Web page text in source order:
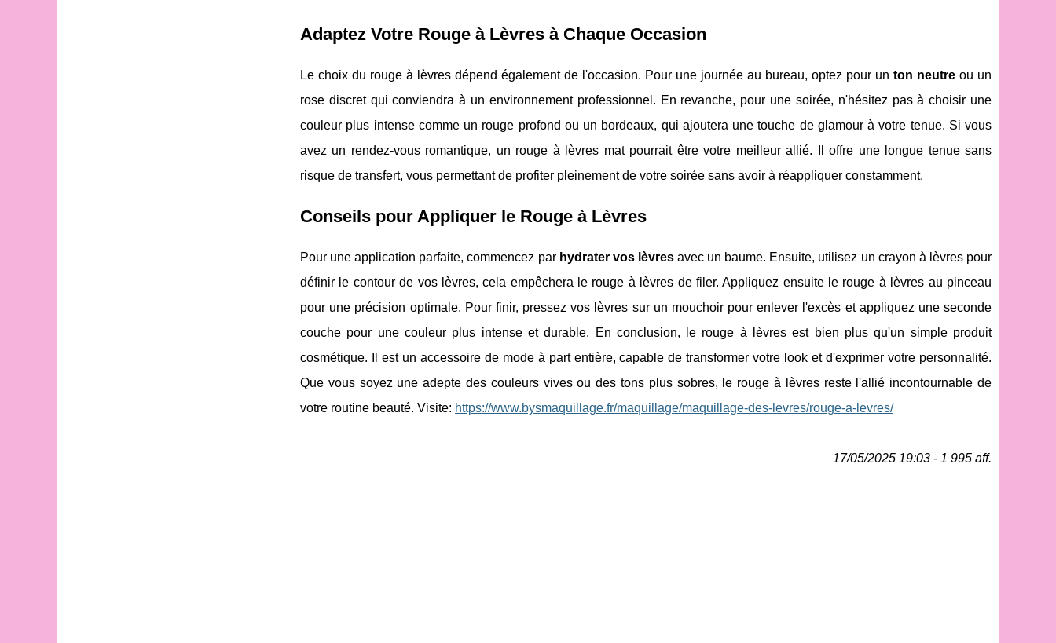
Adaptez Votre Rouge à Lèvres à Chaque Occasion
Le choix du rouge à lèvres dépend également de l'occasion. Pour une journée au bureau, optez pour un ton neutre ou un
rose discret qui conviendra à un environnement professionnel. En revanche, pour une soirée, n'hésitez pas à choisir une
couleur plus intense comme un rouge profond ou un bordeaux, qui ajoutera une touche de glamour à votre tenue. Si vous
avez un rendez-vous romantique, un rouge à lèvres mat pourrait être votre meilleur allié. Il offre une longue tenue sans
risque de transfert, vous permettant de profiter pleinement de votre soirée sans avoir à réappliquer constamment.
Conseils pour Appliquer le Rouge à Lèvres
Pour une application parfaite, commencez par hydrater vos lèvresavec un baume. Ensuite, utilisez un crayon à lèvres pour
définir le contour de vos lèvres, cela empêchera le rouge à lèvres de filer. Appliquez ensuite le rouge à lèvres au pinceau
pour une précision optimale. Pour finir, pressez vos lèvres sur un mouchoir pour enlever l'excès et appliquez une seconde
couche pour une couleur plus intense et durable. En conclusion, le rouge à lèvres est bien plus qu'un simple produit
cosmétique. Il est un accessoire de mode à part entière, capable de transformer votre look et d'exprimer votre personnalité.
Que vous soyez une adepte des couleurs vives ou des tons plus sobres, le rouge à lèvres reste l'allié incontournable de
votre routine beauté. Visite: https://www.bysmaquillage.fr/maquillage/maquillage-des-levres/rouge-a-levres/
17/05/2025 19:03 - 1 995 aff.